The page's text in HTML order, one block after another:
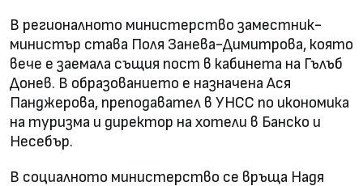
В регионалното министерство заместник-
министър става Поля Занева-Димитрова, която
вече е заемала същия пост в кабинета на Гълъб
Донев. В образованието е назначена Ася
Панджерова, преподавател в УНСС по икономика
на туризма и директор на хотели в Банско и
Несебър.
В социалното министерство се връща Надя